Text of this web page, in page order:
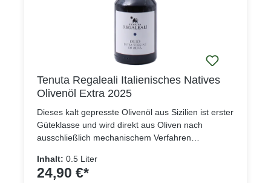
Tenuta Regaleali Italienisches Natives
Olivenöl Extra 2025
Dieses kalt gepresste Olivenöl aus Sizilien ist erster
Güteklasse und wird direkt aus Oliven nach
ausschließlich mechanischem Verfahren
die im Laufe der Jahre gekonnt geschnitten und
gepflegt worden sind, haben niedrige Äste, um die
Inhalt: 0.5 Liter
24,90 €*